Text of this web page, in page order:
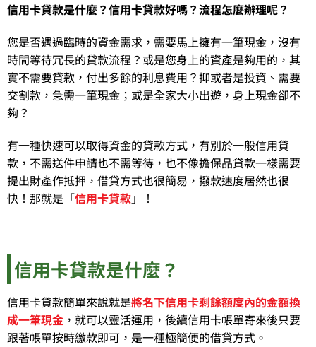
信用卡貸款是什麼？信用卡貸款好嗎？流程怎麼辦理呢？
您是否遇過臨時的資金需求，需要馬上擁有一筆現金，沒有
時間等待冗長的貸款流程？或是您身上的資產是夠用的，其
實不需要貸款，付出多餘的利息費用？抑或者是投資、需要
交割款，急需一筆現金；或是全家大小出遊，身上現金卻不
夠？
有一種快速可以取得資金的貸款方式，有別於一般信用貸
款，不需送件申請也不需等待，也不像擔保品貸款一樣需要
提出財產作抵押，借貸方式也很簡易，撥款速度居然也很
快！那就是「信用卡貸款」！
信用卡貸款是什麼？
信用卡貸款簡單來說就是將名下信用卡剩餘額度內的金額換
成一筆現金 ，就可以靈活運用，後續信用卡帳單寄來後只要
跟著帳單按時繳款即可，是一種極簡便的借貸方式。